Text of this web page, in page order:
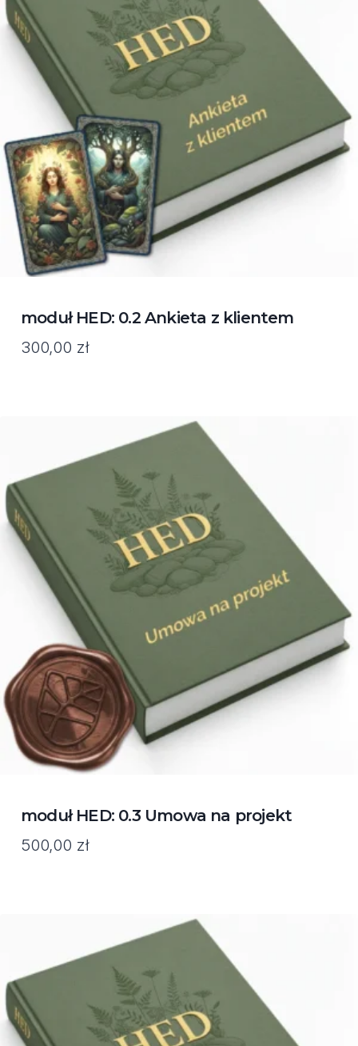
moduł HED: 0.2 Ankieta z klientem
300,00 zł
moduł HED: 0.3 Umowa na projekt
500,00 zł